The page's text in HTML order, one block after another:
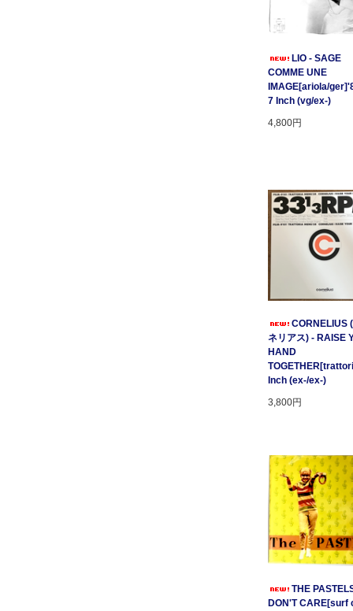
LIO - SAGE
COMME UNE
IMAGE[ariola/
7 Inch (vg/ex-)
4,800円
CORNELIUS
ネリアス) - RAISE
HAND
Inch (ex-/ex-)
3,800円
THE
DON'T CARE[surf